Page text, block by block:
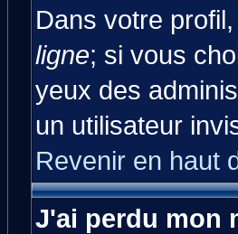
Dans votre
ligne; si vous
yeux des
un utilisateur
Revenir en haut
J'ai perdu mon